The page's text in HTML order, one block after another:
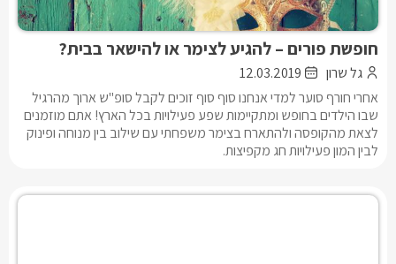
חופשת פורים – להגיע לצימר או להישאר בבית?
אחרי חורף סוער למדי אנחנו סוף סוף זוכים לקבל סופ"ש ארוך מהרגיל
שבו הילדים בחופש ומתקיימות שפע פעילויות בכל הארץ! אתם מוזמנים
לצאת מהקופסה ולהתארח בצימר משפחתי עם שילוב בין מנוחה ופינוק
לבין המון פעילויות חג מקפיצות.
גל שרון 12.03.2019